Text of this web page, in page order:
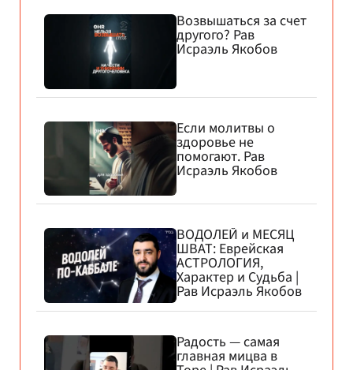
Возвышаться за счет
другого? Рав
Исраэль Якобов
Если молитвы о
здоровье не
помогают. Рав
Исраэль Якобов
ВОДОЛЕЙ и МЕСЯЦ
ШВАТ: Еврейская
АСТРОЛОГИЯ,
Характер и Судьба |
Рав Исраэль Якобов
Радость — самая
главная мицва в